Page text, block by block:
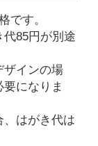
です。
85円が別途
インの場
になりま
はがき代は